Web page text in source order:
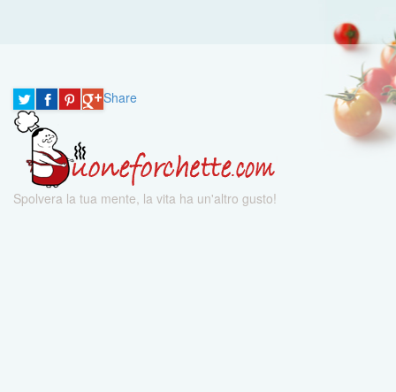
Share
Spolvera la tua mente, la vita ha un'altro gusto!